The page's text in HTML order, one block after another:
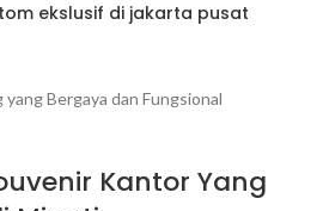
ekslusif di jakarta pusat
Kantor Yang